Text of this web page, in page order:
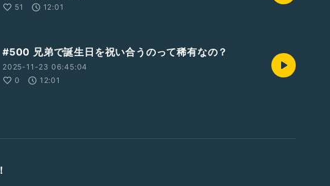
51
12:01
#500 兄弟で誕生日を祝い合うのって稀有なの？
2025-11-23 06:45:04
0
12:01